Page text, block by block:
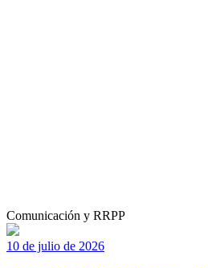
Comunicación y RRPP
10 de julio de 2026